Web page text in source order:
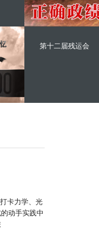
第十二届残运会
卡力学、光
动手实践中